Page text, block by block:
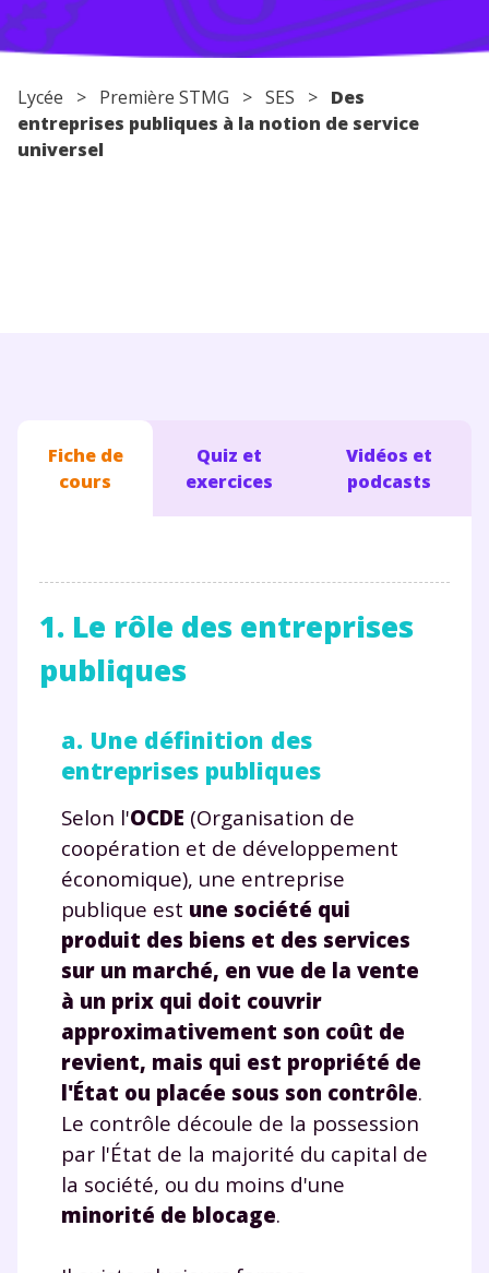
Conseils pour les parents
Lycée > Première STMG > SES > Des
entreprises publiques à la notion de service
universel
Fiche de
cours
Quiz et
exercices
Vidéos et
podcasts
1. Le rôle des entreprises
publiques
a. Une définition des
entreprises publiques
Selon l'OCDE (Organisation de
coopération et de développement
économique), une entreprise
publique est une société qui
produit des biens et des services
sur un marché, en vue de la vente
à un prix qui doit couvrir
approximativement son coût de
revient, mais qui est propriété de
l'État ou placée sous son contrôle.
Le contrôle découle de la possession
par l'État de la majorité du capital de
la société, ou du moins d'une
minorité de blocage.